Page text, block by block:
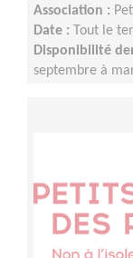
Association :
Date : Tout le
Disponibilité
septembre à